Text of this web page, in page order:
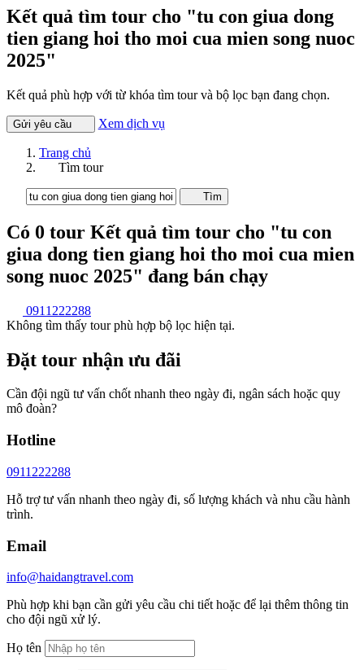
Kết quả tìm tour cho "tu con giua dong
tien giang hoi tho moi cua mien song nuoc
2025"
Kết quả phù hợp với từ khóa tìm tour và bộ lọc bạn đang chọn.
Gửi yêu cầu Xem dịch vụ
Trang chủ
Tìm tour
Tìm
Có 0 tour Kết quả tìm tour cho "tu con
giua dong tien giang hoi tho moi cua mien
song nuoc 2025" đang bán chạy
0911222288
Không tìm thấy tour phù hợp bộ lọc hiện tại.
Đặt tour nhận ưu đãi
Cần đội ngũ tư vấn chốt nhanh theo ngày đi, ngân sách hoặc quy
mô đoàn?
Hotline
0911222288
Hỗ trợ tư vấn nhanh theo ngày đi, số lượng khách và nhu cầu hành
trình.
Email
info@haidangtravel.com
Phù hợp khi bạn cần gửi yêu cầu chi tiết hoặc để lại thêm thông tin
cho đội ngũ xử lý.
Họ tên